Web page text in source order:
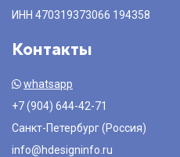
ИНН 470319373066 194358
Контакты
whatsapp
+7 (904) 644-42-71
Санкт-Петербург (Россия)
info@hdesigninfo.ru